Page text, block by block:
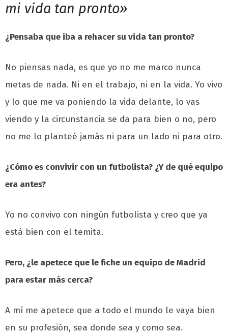
mi vida tan pronto»
¿Pensaba que iba a rehacer su vida tan pronto?
No piensas nada, es que yo no me marco nunca
metas de nada. Ni en el trabajo, ni en la vida. Yo vivo
y lo que me va poniendo la vida delante, lo vas
viendo y la circunstancia se da para bien o no, pero
no me lo planteé jamás ni para un lado ni para otro.
¿Cómo es convivir con un futbolista? ¿Y de qué equipo
era antes?
Yo no convivo con ningún futbolista y creo que ya
está bien con el temita.
Pero, ¿le apetece que le fiche un equipo de Madrid
para estar más cerca?
A mí me apetece que a todo el mundo le vaya bien
en su profesión, sea donde sea y como sea.